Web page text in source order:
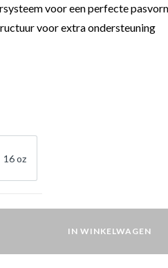
voor een perfecte
voor extra ondersteuning
16 oz
16 OZ
IN WINKELWAGEN